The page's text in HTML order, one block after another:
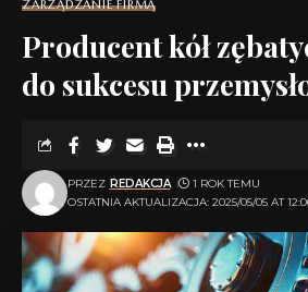
ZARZĄDZANIE FIRMĄ
Producent kół
do sukcesu
OSTATNIA AKTUALIZACJA: 2025/05/05 AT
PRZEZ REDAKCJA 1 ROK TEMU